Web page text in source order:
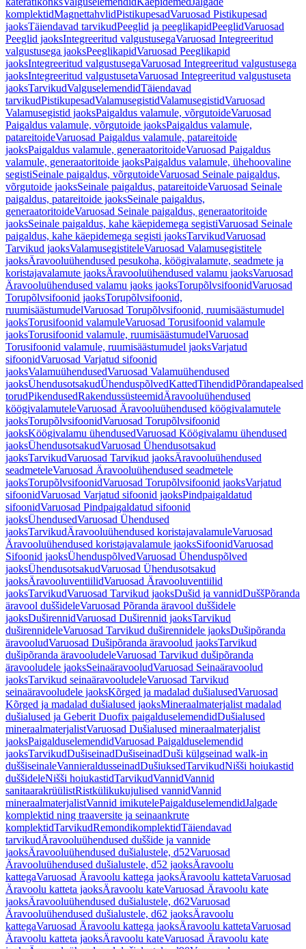
komplektidMagnettahvlidPistikupesadVaruosad Pistikupesad
jaoksTäiendavad tarvikudPeeglid ja peeglikapidPeeglidVaruosad
Peeglid jaoksIntegreeritud valgustusegaVaruosad Integreeritud
valgustusega jaoksPeeglikapidVaruosad Peeglikapid
jaoksIntegreeritud valgustusegaVaruosad Integreeritud valgustusega
jaoksIntegreeritud valgustusetaVaruosad Integreeritud valgustuseta
jaoksTarvikudValguselemendidTäiendavad
tarvikudPistikupesadValamusegistidValamusegistidVaruosad
Valamusegistid jaoksPaigaldus valamule, võrgutoideVaruosad
Paigaldus valamule, võrgutoide jaoksPaigaldus valamule,
patareitoideVaruosad Paigaldus valamule, patareitoide
jaoksPaigaldus valamule, generaatoritoideVaruosad Paigaldus
valamule, generaatoritoide jaoksPaigaldus valamule, ühehoovaline
segistiSeinale paigaldus, võrgutoideVaruosad Seinale paigaldus,
võrgutoide jaoksSeinale paigaldus, patareitoideVaruosad Seinale
paigaldus, patareitoide jaoksSeinale paigaldus,
generaatoritoideVaruosad Seinale paigaldus, generaatoritoide
jaoksSeinale paigaldus, kahe käepidemega segistiVaruosad Seinale
paigaldus, kahe käepidemega segisti jaoksTarvikudVaruosad
Tarvikud jaoksValamusegistiteleVaruosad Valamusegistitele
jaoksÄravooluühendused pesukoha, köögivalamute, seadmete ja
koristajavalamute jaoksÄravooluühendused valamu jaoksVaruosad
Äravooluühendused valamu jaoks jaoksTorupõlvsifoonidVaruosad
Torupõlvsifoonid jaoksTorupõlvsifoonid,
ruumisäästumudelVaruosad Torupõlvsifoonid, ruumisäästumudel
jaoksTorusifoonid valamuleVaruosad Torusifoonid valamule
jaoksTorusifoonid valamule, ruumisäästumudelVaruosad
Torusifoonid valamule, ruumisäästumudel jaoksVarjatud
sifoonidVaruosad Varjatud sifoonid
jaoksValamuühendusedVaruosad Valamuühendused
jaoksÜhendusotsakudÜhenduspõlvedKattedTihendidPõrandapealsed
torudPikendusedRakendussüsteemidÄravooluühendused
köögivalamuteleVaruosad Äravooluühendused köögivalamutele
jaoksTorupõlvsifoonidVaruosad Torupõlvsifoonid
jaoksKöögivalamu ühendusedVaruosad Köögivalamu ühendused
jaoksÜhendusotsakudVaruosad Ühendusotsakud
jaoksTarvikudVaruosad Tarvikud jaoksÄravooluühendused
seadmeteleVaruosad Äravooluühendused seadmetele
jaoksTorupõlvsifoonidVaruosad Torupõlvsifoonid jaoksVarjatud
sifoonidVaruosad Varjatud sifoonid jaoksPindpaigaldatud
sifoonidVaruosad Pindpaigaldatud sifoonid
jaoksÜhendusedVaruosad Ühendused
jaoksTarvikudÄravooluühendused koristajavalamuleVaruosad
Äravooluühendused koristajavalamule jaoksSifoonidVaruosad
Sifoonid jaoksÜhenduspõlvedVaruosad Ühenduspõlved
jaoksÜhendusotsakudVaruosad Ühendusotsakud
jaoksÄravooluventiilidVaruosad Äravooluventiilid
jaoksTarvikudVaruosad Tarvikud jaoksDušid ja vannidDuššPõranda
äravool duššideleVaruosad Põranda äravool duššidele
jaoksDuširennidVaruosad Duširennid jaoksTarvikud
duširennideleVaruosad Tarvikud duširennidele jaoksDušipõranda
äravooludVaruosad Dušipõranda äravoolud jaoksTarvikud
dušipõranda äravooludeleVaruosad Tarvikud dušipõranda
äravooludele jaoksSeinaäravooludVaruosad Seinaäravoolud
jaoksTarvikud seinaäravooludeleVaruosad Tarvikud
seinaäravooludele jaoksKõrged ja madalad dušialusedVaruosad
Kõrged ja madalad dušialused jaoksMineraalmaterjalist madalad
dušialused ja Geberit Duofix paigalduselemendidDušialused
mineraalmaterjalistVaruosad Dušialused mineraalmaterjalist
jaoksPaigalduselemendidVaruosad Paigalduselemendid
jaoksTarvikudDušiseinadDušiseinadDuši külgseinad walk-in
duššiseinaleVannieraldusseinadDušiuksedTarvikudNišši hoiukastid
duššideleNišši hoiukastidTarvikudVannidVannid
sanitaarakrüülistRistkülikukujulised vannidVannid
mineraalmaterjalistVannid imikutelePaigalduselemendidJalgade
komplektid ning traaversite ja seinaankrute
komplektidTarvikudRemondikomplektidTäiendavad
tarvikudÄravooluühendused duššide ja vannide
jaoksÄravooluühendused dušialustele, d52Varuosad
Äravooluühendused dušialustele, d52 jaoksÄravoolu
kattegaVaruosad Äravoolu kattega jaoksÄravoolu kattetaVaruosad
Äravoolu katteta jaoksÄravoolu kateVaruosad Äravoolu kate
jaoksÄravooluühendused dušialustele, d62Varuosad
Äravooluühendused dušialustele, d62 jaoksÄravoolu
kattegaVaruosad Äravoolu kattega jaoksÄravoolu kattetaVaruosad
Äravoolu katteta jaoksÄravoolu kateVaruosad Äravoolu kate